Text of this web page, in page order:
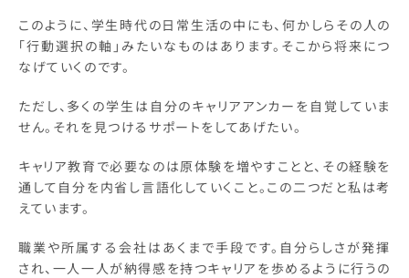
このように、学生時代の日常生活の中にも、何かしらその人の
「行動選択の軸」みたいなものはあります。そこから将来につ
なげていくのです。
ただし、多くの学生は自分のキャリアアンカーを自覚していま
せん。それを見つけるサポートをしてあげたい。
キャリア教育で必要なのは原体験を増やすことと、その経験を
通して自分を内省し言語化していくこと。この二つだと私は考
えています。
職業や所属する会社はあくまで手段です。自分らしさが発揮
され、一人一人が納得感を持つキャリアを歩めるように行うの